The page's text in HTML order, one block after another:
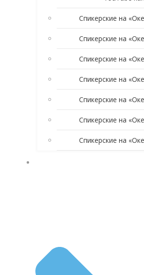
Спикерские на
Спикерские на
Спикерские на
Спикерские на
Спикерские на
Спикерские на
Спикерские на